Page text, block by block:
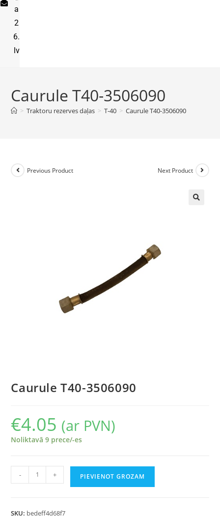
a
2
6.
lv
Caurule T40-3506090
> Traktoru rezerves daļas > T-40 > Caurule T40-3506090
Previous Product Next Product
Caurule T40-3506090
€4.05 (ar PVN)
Noliktavā 9 prece/-es
- + PIEVIENOT GROZAM
SKU: bedeff4d68f7